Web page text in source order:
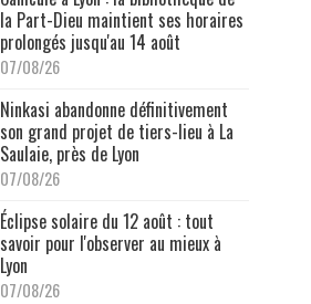
la Part-Dieu maintient ses horaires
prolongés jusqu'au 14 août
07/08/26
Ninkasi abandonne définitivement
son grand projet de tiers-lieu à La
Saulaie, près de Lyon
07/08/26
Éclipse solaire du 12 août : tout
savoir pour l'observer au mieux à
Lyon
07/08/26